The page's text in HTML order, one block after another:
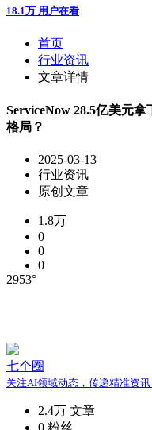
18.1万 用户在看
首页
行业资讯
文章详情
ServiceNow 28.5亿美元
格局？
2025-03-13
行业资讯
原创文章
1.8万
0
0
0
2953°
七个圈
关注AI领域动态，传递精准资
2.4万 文章